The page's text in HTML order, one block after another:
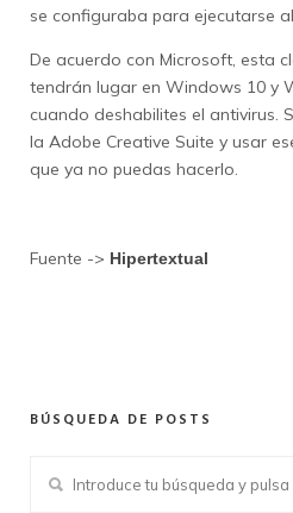
se configuraba para ejecutarse
De acuerdo con Microsoft, esta
tendrán lugar en Windows 10 y
cuando deshabilites el antivirus.
la Adobe Creative Suite y usar
que ya no puedas hacerlo.
Fuente -> Hipertextual
BÚSQUEDA DE POSTS